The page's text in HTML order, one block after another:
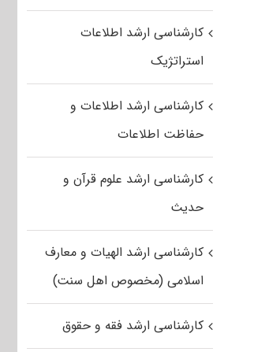
کارشناسی ارشد اطلاعات
استراتژیک
کارشناسی ارشد اطلاعات و
حفاظت اطلاعات
کارشناسی ارشد علوم قرآن و
حدیث
کارشناسی ارشد الهیات و معارف
اسلامی (مخصوص اهل سنت)
کارشناسی ارشد فقه و حقوق